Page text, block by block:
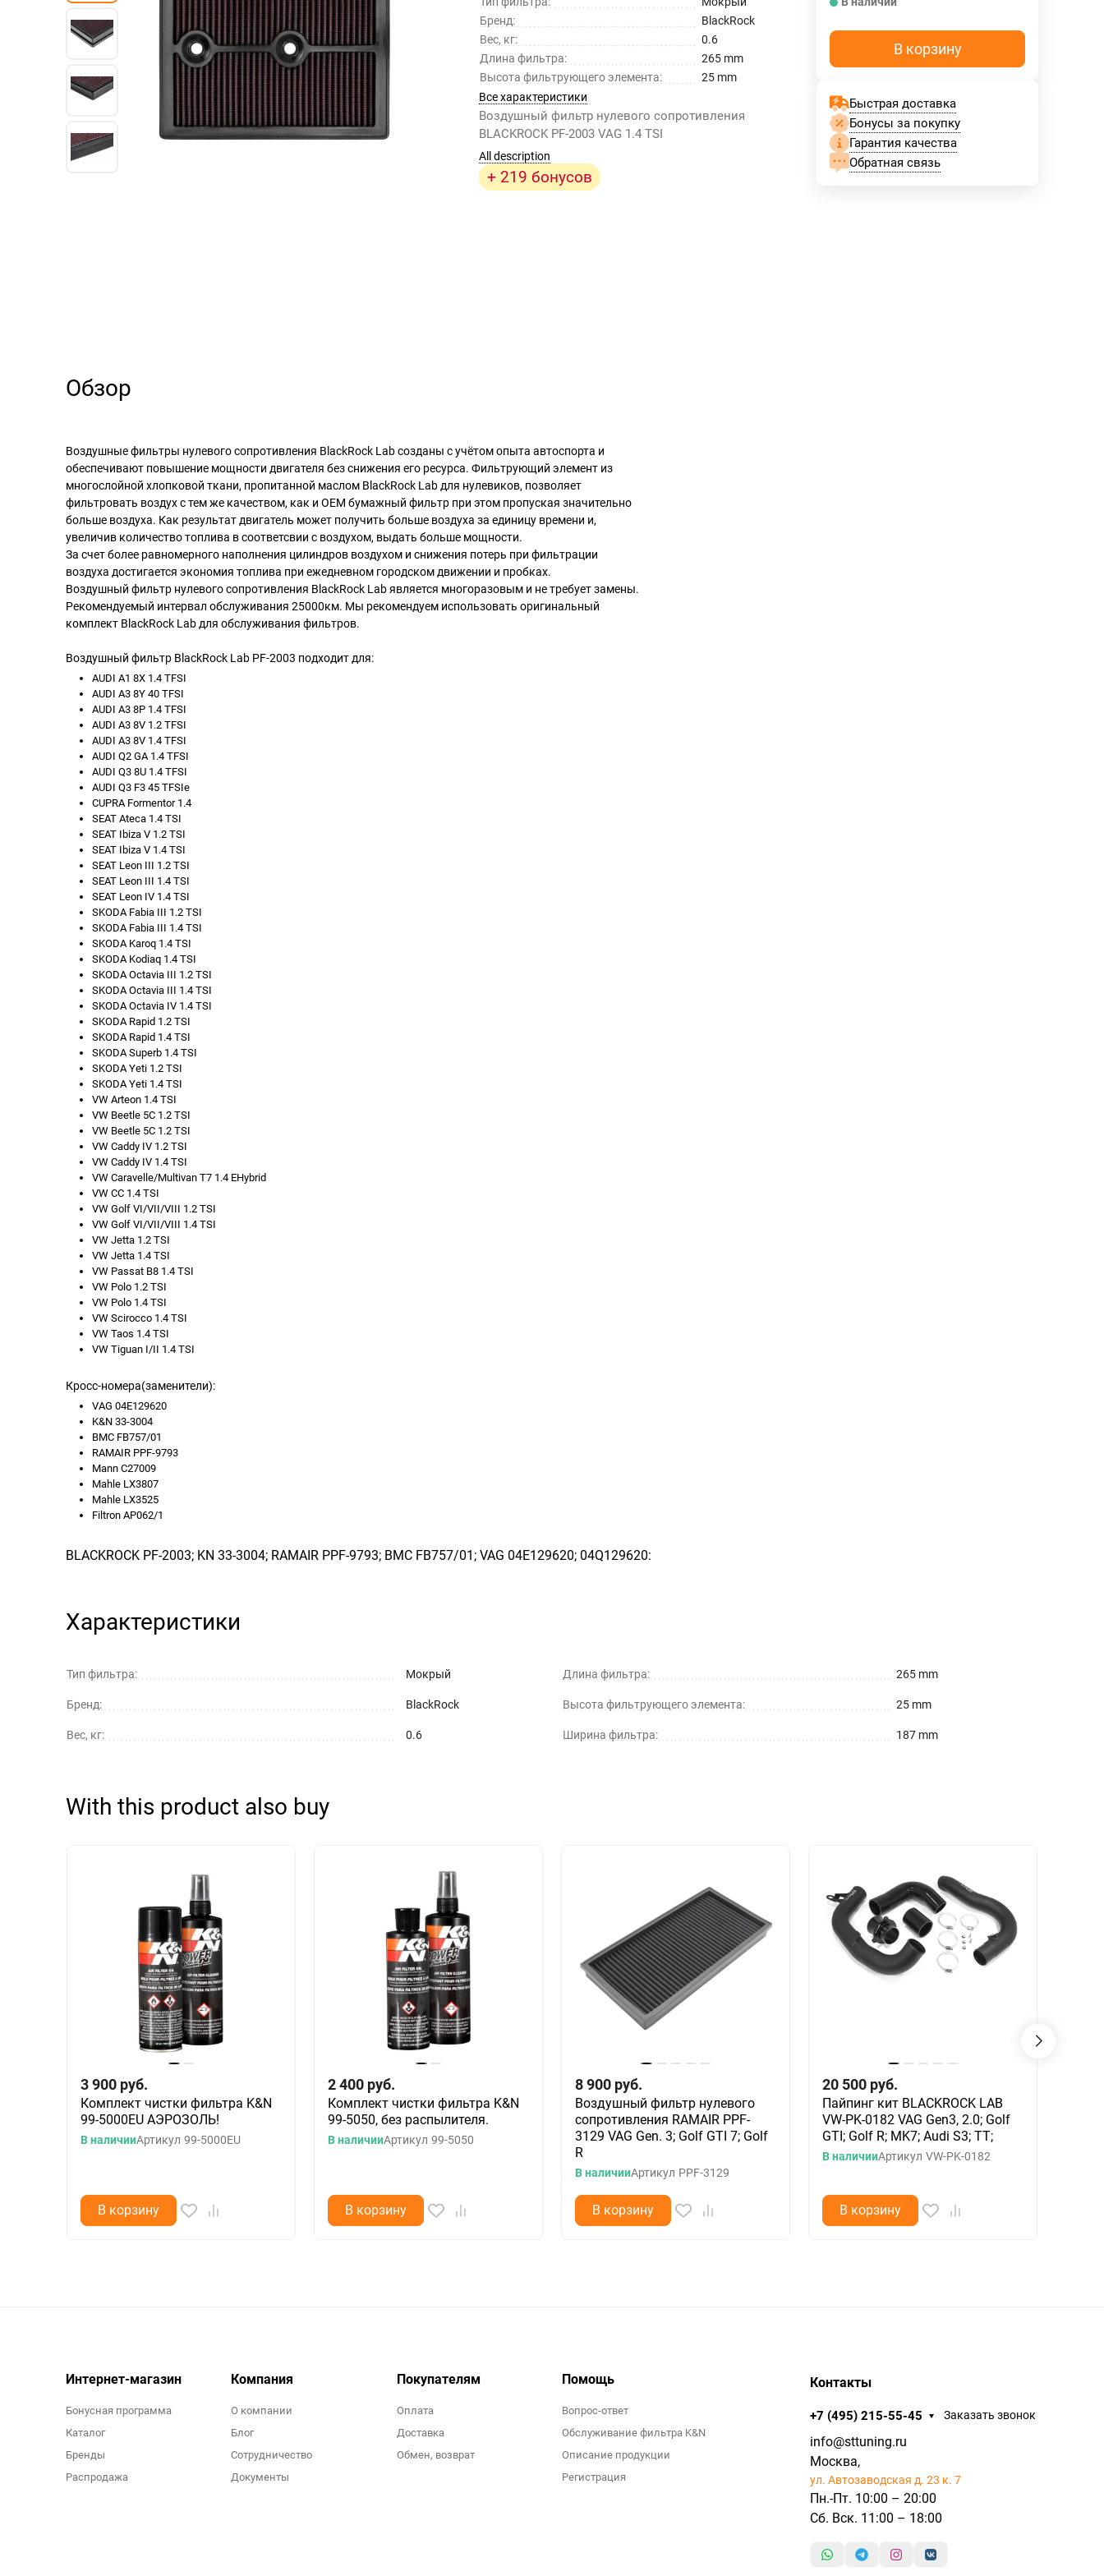
Бренд:
BlackRock
Вес, кг:
0.6
Длина фильтра:
265 mm
Высота фильтрующего элемента:
25 mm
Все характеристики
Воздушный фильтр нулевого сопротивления
BLACKROCK PF-2003 VAG 1.4 TSI
All description
+ 219 бонусов
В корзину
Быстрая доставка
Бонусы за покупку
Гарантия качества
Обратная связь
Обзор
Воздушные фильтры нулевого сопротивления BlackRock Lab созданы с учётом опыта автоспорта и
обеспечивают повышение мощности двигателя без снижения его ресурса. Фильтрующий элемент из
многослойной хлопковой ткани, пропитанной маслом BlackRock Lab для нулевиков, позволяет
фильтровать воздух с тем же качеством, как и OEM бумажный фильтр при этом пропуская значительно
больше воздуха. Как результат двигатель может получить больше воздуха за единицу времени и,
увеличив количество топлива в соответсвии с воздухом, выдать больше мощности.
За счет более равномерного наполнения цилиндров воздухом и снижения потерь при фильтрации
воздуха достигается экономия топлива при ежедневном городском движении и пробках.
Воздушный фильтр нулевого сопротивления BlackRock Lab является многоразовым и не требует замены.
Рекомендуемый интервал обслуживания 25000км. Мы рекомендуем использовать оригинальный
комплект BlackRock Lab для обслуживания фильтров.
Воздушный фильтр BlackRock Lab PF-2003 подходит для:
AUDI A1 8X 1.4 TFSI
AUDI A3 8Y 40 TFSI
AUDI A3 8P 1.4 TFSI
AUDI A3 8V 1.2 TFSI
AUDI A3 8V 1.4 TFSI
AUDI Q2 GA 1.4 TFSI
AUDI Q3 8U 1.4 TFSI
AUDI Q3 F3 45 TFSIe
CUPRA Formentor 1.4
SEAT Ateca 1.4 TSI
SEAT Ibiza V 1.2 TSI
SEAT Ibiza V 1.4 TSI
SEAT Leon III 1.2 TSI
SEAT Leon III 1.4 TSI
SEAT Leon IV 1.4 TSI
SKODA Fabia III 1.2 TSI
SKODA Fabia III 1.4 TSI
SKODA Karoq 1.4 TSI
SKODA Kodiaq 1.4 TSI
SKODA Octavia III 1.2 TSI
SKODA Octavia III 1.4 TSI
SKODA Octavia IV 1.4 TSI
SKODA Rapid 1.2 TSI
SKODA Rapid 1.4 TSI
SKODA Superb 1.4 TSI
SKODA Yeti 1.2 TSI
SKODA Yeti 1.4 TSI
VW Arteon 1.4 TSI
VW Beetle 5C 1.2 TSI
VW Beetle 5C 1.2 TSI
VW Caddy IV 1.2 TSI
VW Caddy IV 1.4 TSI
VW Caravelle/Multivan T7 1.4 EHybrid
VW CC 1.4 TSI
VW Golf VI/VII/VIII 1.2 TSI
VW Golf VI/VII/VIII 1.4 TSI
VW Jetta 1.2 TSI
VW Jetta 1.4 TSI
VW Passat B8 1.4 TSI
VW Polo 1.2 TSI
VW Polo 1.4 TSI
VW Scirocco 1.4 TSI
VW Taos 1.4 TSI
VW Tiguan I/II 1.4 TSI
Кросс-номера(заменители):
VAG 04E129620
K&N 33-3004
BMC FB757/01
RAMAIR PPF-9793
Mann C27009
Mahle LX3807
Mahle LX3525
Filtron AP062/1
BLACKROCK PF-2003; KN 33-3004; RAMAIR PPF-9793; BMC FB757/01; VAG 04E129620; 04Q129620:
Характеристики
Тип фильтра: Мокрый
Бренд: BlackRock
Вес, кг: 0.6
Длина фильтра: 265 mm
Высота фильтрующего элемента: 25 mm
Ширина фильтра: 187 mm
With this product also buy
3 900 руб.
Комплект чистки фильтра K&N
99-5000EU АЭРОЗОЛЬ!
В наличииАртикул 99-5000EU
В корзину
2 400 руб.
Комплект чистки фильтра K&N
99-5050, без распылителя.
В наличииАртикул 99-5050
В корзину
8 900 руб.
Воздушный фильтр нулевого
сопротивления RAMAIR PPF-
3129 VAG Gen. 3; Golf GTI 7; Golf
R
В наличииАртикул PPF-3129
В корзину
20 500 руб.
Пайпинг кит BLACKROCK LAB
VW-PK-0182 VAG Gen3, 2.0; Golf
GTI; Golf R; MK7; Audi S3; TT;
В наличииАртикул VW-PK-0182
В корзину
Интернет-магазин
Бонусная программа
Каталог
Бренды
Распродажа
Компания
О компании
Блог
Сотрудничество
Документы
Покупателям
Оплата
Доставка
Обмен, возврат
Помощь
Вопрос-ответ
Обслуживание фильтра K&N
Описание продукции
Регистрация
Контакты
+7 (495) 215-55-45 Заказать звонок
info@sttuning.ru
Москва,
ул. Автозаводская д. 23 к. 7
Пн.-Пт. 10:00 – 20:00
Сб. Вск. 11:00 – 18:00